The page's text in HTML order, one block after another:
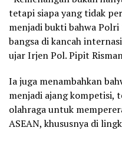
tetapi siapa yang tidak
menjadi bukti bahwa
bangsa di kancah
ujar Irjen Pol. Pipit
Ia juga menambahkan
menjadi ajang kompetisi,
olahraga untuk
ASEAN, khususnya di